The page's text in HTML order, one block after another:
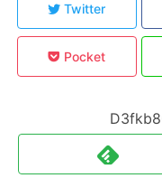
Twitter
Pocket